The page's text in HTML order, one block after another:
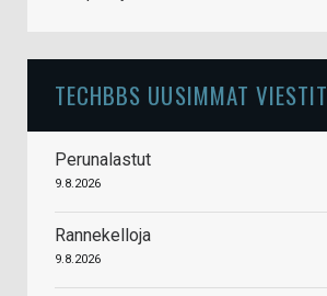
TECHBBS UUSIMMAT VIESTIT
Perunalastut
9.8.2026
Rannekelloja
9.8.2026